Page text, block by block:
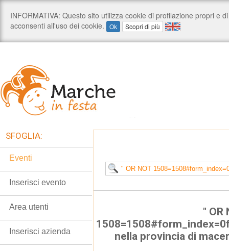
" OR
nella provincia di
SFOGLIA:
Eventi
Inserisci evento
Area utenti
Inserisci azienda